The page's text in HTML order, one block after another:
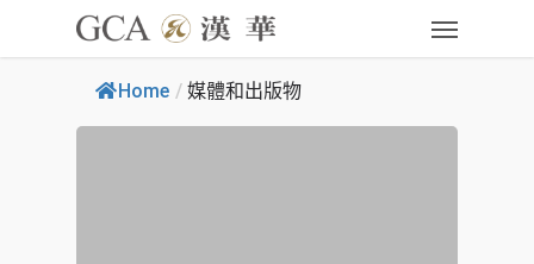
Home / 媒體和出版物